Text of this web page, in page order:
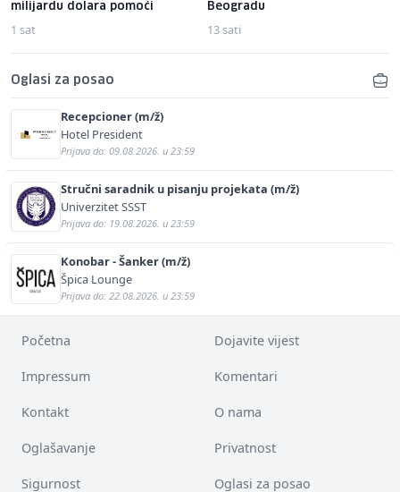
milijardu dolara pomoći
1 sat
Beogradu
13 sati
Oglasi za posao
Recepcioner (m/ž)
Hotel President
Prijava do: 09.08.2026. u 23:59
Stručni saradnik u pisanju projekata (m/ž)
Univerzitet SSST
Prijava do: 19.08.2026. u 23:59
Konobar - Šanker (m/ž)
Špica Lounge
Prijava do: 22.08.2026. u 23:59
Početna Dojavite vijest
Impressum Komentari
Kontakt O nama
Oglašavanje Privatnost
Sigurnost Oglasi za posao